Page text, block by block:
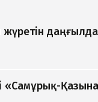
«Самұрық-